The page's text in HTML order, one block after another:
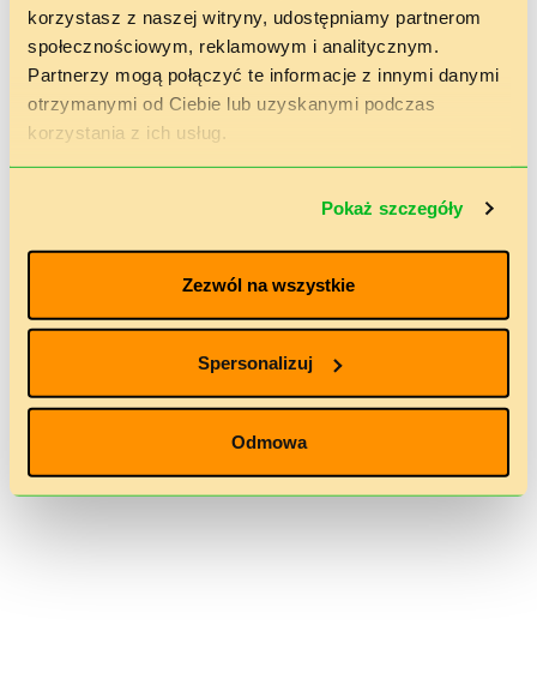
korzystasz z naszej witryny, udostępniamy partnerom
społecznościowym, reklamowym i analitycznym.
Partnerzy mogą połączyć te informacje z innymi danymi
otrzymanymi od Ciebie lub uzyskanymi podczas
korzystania z ich usług.
Pokaż szczegóły
Zezwól na wszystkie
Spersonalizuj
Odmowa